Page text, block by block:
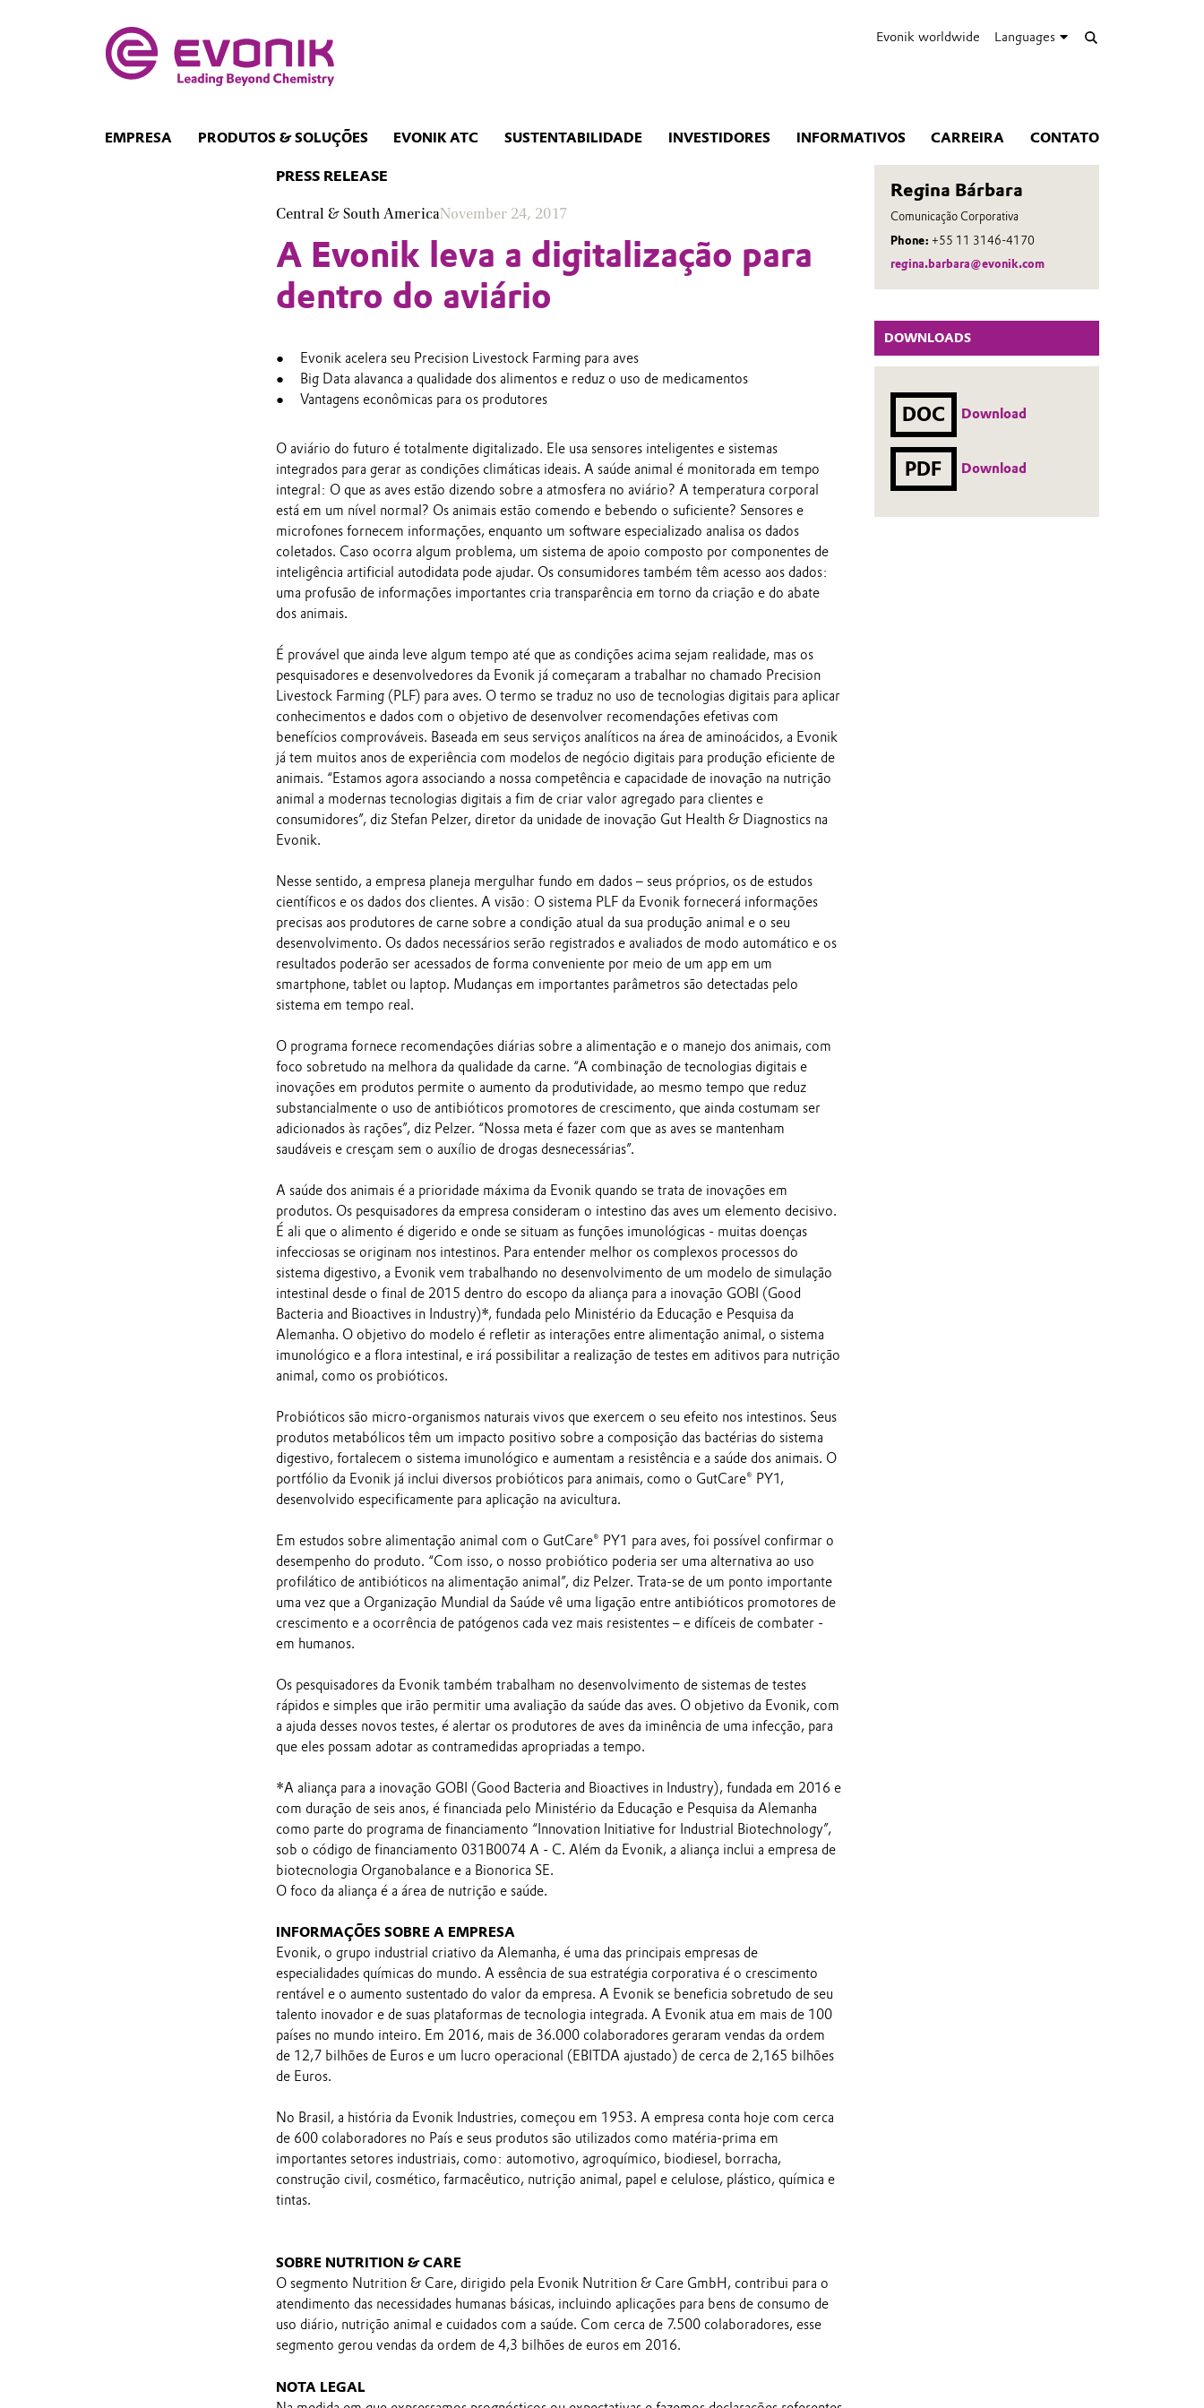
Evonik worldwide Languages
EMPRESA PRODUTOS & SOLUÇÕES EVONIK ATC SUSTENTABILIDADE INVESTIDORES INFORMATIVOS CARREIRA CONTATO
Regina Bárbara
Comunicação Corporativa
Phone: +55 11 3146-4170
regina.barbara@evonik.com
DOWNLOADS
DOC Download
PDF Download
PRESS RELEASE
Central & South AmericaNovember 24, 2017
A Evonik leva a digitalização para
dentro do aviário
Evonik acelera seu Precision Livestock Farming para aves
Big Data alavanca a qualidade dos alimentos e reduz o uso de medicamentos
Vantagens econômicas para os produtores
O aviário do futuro é totalmente digitalizado. Ele usa sensores inteligentes e sistemas
integrados para gerar as condições climáticas ideais. A saúde animal é monitorada em tempo
integral: O que as aves estão dizendo sobre a atmosfera no aviário? A temperatura corporal
está em um nível normal? Os animais estão comendo e bebendo o suficiente? Sensores e
microfones fornecem informações, enquanto um software especializado analisa os dados
coletados. Caso ocorra algum problema, um sistema de apoio composto por componentes de
inteligência artificial autodidata pode ajudar. Os consumidores também têm acesso aos dados:
uma profusão de informações importantes cria transparência em torno da criação e do abate
dos animais.
É provável que ainda leve algum tempo até que as condições acima sejam realidade, mas os
pesquisadores e desenvolvedores da Evonik já começaram a trabalhar no chamado Precision
Livestock Farming (PLF) para aves. O termo se traduz no uso de tecnologias digitais para aplicar
conhecimentos e dados com o objetivo de desenvolver recomendações efetivas com
benefícios comprováveis. Baseada em seus serviços analíticos na área de aminoácidos, a Evonik
já tem muitos anos de experiência com modelos de negócio digitais para produção eficiente de
animais. “Estamos agora associando a nossa competência e capacidade de inovação na nutrição
animal a modernas tecnologias digitais a fim de criar valor agregado para clientes e
consumidores”, diz Stefan Pelzer, diretor da unidade de inovação Gut Health & Diagnostics na
Evonik.
Nesse sentido, a empresa planeja mergulhar fundo em dados – seus próprios, os de estudos
científicos e os dados dos clientes. A visão: O sistema PLF da Evonik fornecerá informações
precisas aos produtores de carne sobre a condição atual da sua produção animal e o seu
desenvolvimento. Os dados necessários serão registrados e avaliados de modo automático e os
resultados poderão ser acessados de forma conveniente por meio de um app em um
smartphone, tablet ou laptop. Mudanças em importantes parâmetros são detectadas pelo
sistema em tempo real.
O programa fornece recomendações diárias sobre a alimentação e o manejo dos animais, com
foco sobretudo na melhora da qualidade da carne. “A combinação de tecnologias digitais e
inovações em produtos permite o aumento da produtividade, ao mesmo tempo que reduz
substancialmente o uso de antibióticos promotores de crescimento, que ainda costumam ser
adicionados às rações”, diz Pelzer. “Nossa meta é fazer com que as aves se mantenham
saudáveis e cresçam sem o auxílio de drogas desnecessárias”.
A saúde dos animais é a prioridade máxima da Evonik quando se trata de inovações em
produtos. Os pesquisadores da empresa consideram o intestino das aves um elemento decisivo.
É ali que o alimento é digerido e onde se situam as funções imunológicas - muitas doenças
infecciosas se originam nos intestinos. Para entender melhor os complexos processos do
sistema digestivo, a Evonik vem trabalhando no desenvolvimento de um modelo de simulação
intestinal desde o final de 2015 dentro do escopo da aliança para a inovação GOBI (Good
Bacteria and Bioactives in Industry)*, fundada pelo Ministério da Educação e Pesquisa da
Alemanha. O objetivo do modelo é refletir as interações entre alimentação animal, o sistema
imunológico e a flora intestinal, e irá possibilitar a realização de testes em aditivos para nutrição
animal, como os probióticos.
Probióticos são micro-organismos naturais vivos que exercem o seu efeito nos intestinos. Seus
produtos metabólicos têm um impacto positivo sobre a composição das bactérias do sistema
digestivo, fortalecem o sistema imunológico e aumentam a resistência e a saúde dos animais. O
portfólio da Evonik já inclui diversos probióticos para animais, como o GutCare® PY1,
desenvolvido especificamente para aplicação na avicultura.
Em estudos sobre alimentação animal com o GutCare® PY1 para aves, foi possível confirmar o
desempenho do produto. “Com isso, o nosso probiótico poderia ser uma alternativa ao uso
profilático de antibióticos na alimentação animal”, diz Pelzer. Trata-se de um ponto importante
uma vez que a Organização Mundial da Saúde vê uma ligação entre antibióticos promotores de
crescimento e a ocorrência de patógenos cada vez mais resistentes – e difíceis de combater -
em humanos.
Os pesquisadores da Evonik também trabalham no desenvolvimento de sistemas de testes
rápidos e simples que irão permitir uma avaliação da saúde das aves. O objetivo da Evonik, com
a ajuda desses novos testes, é alertar os produtores de aves da iminência de uma infecção, para
que eles possam adotar as contramedidas apropriadas a tempo.
*A aliança para a inovação GOBI (Good Bacteria and Bioactives in Industry), fundada em 2016 e
com duração de seis anos, é financiada pelo Ministério da Educação e Pesquisa da Alemanha
como parte do programa de financiamento “Innovation Initiative for Industrial Biotechnology”,
sob o código de financiamento 031B0074 A - C. Além da Evonik, a aliança inclui a empresa de
biotecnologia Organobalance e a Bionorica SE.
O foco da aliança é a área de nutrição e saúde.
INFORMAÇÕES SOBRE A EMPRESA
Evonik, o grupo industrial criativo da Alemanha, é uma das principais empresas de
especialidades químicas do mundo. A essência de sua estratégia corporativa é o crescimento
rentável e o aumento sustentado do valor da empresa. A Evonik se beneficia sobretudo de seu
talento inovador e de suas plataformas de tecnologia integrada. A Evonik atua em mais de 100
países no mundo inteiro. Em 2016, mais de 36.000 colaboradores geraram vendas da ordem
de 12,7 bilhões de Euros e um lucro operacional (EBITDA ajustado) de cerca de 2,165 bilhões
de Euros.
No Brasil, a história da Evonik Industries, começou em 1953. A empresa conta hoje com cerca
de 600 colaboradores no País e seus produtos são utilizados como matéria-prima em
importantes setores industriais, como: automotivo, agroquímico, biodiesel, borracha,
construção civil, cosmético, farmacêutico, nutrição animal, papel e celulose, plástico, química e
tintas.
SOBRE NUTRITION & CARE
O segmento Nutrition & Care, dirigido pela Evonik Nutrition & Care GmbH, contribui para o
atendimento das necessidades humanas básicas, incluindo aplicações para bens de consumo de
uso diário, nutrição animal e cuidados com a saúde. Com cerca de 7.500 colaboradores, esse
segmento gerou vendas da ordem de 4,3 bilhões de euros em 2016.
NOTA LEGAL